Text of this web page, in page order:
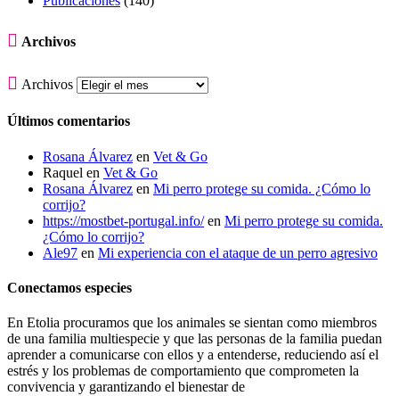
 Archivos
 Archivos
Últimos comentarios
Rosana Álvarez en Vet & Go
Raquel en Vet & Go
Rosana Álvarez en Mi perro protege su comida. ¿Cómo lo
corrijo?
https://mostbet-portugal.info/en Mi perro protege su comida.
¿Cómo lo corrijo?
Ale97 en Mi experiencia con el ataque de un perro agresivo
Conectamos especies
En Etolia procuramos que los animales se sientan como miembros
de una familia multiespecie y que las personas de la familia puedan
aprender a comunicarse con ellos y a entenderse, reduciendo así el
estrés y los problemas de comportamiento que comprometen la
convivencia y garantizando el bienestar de